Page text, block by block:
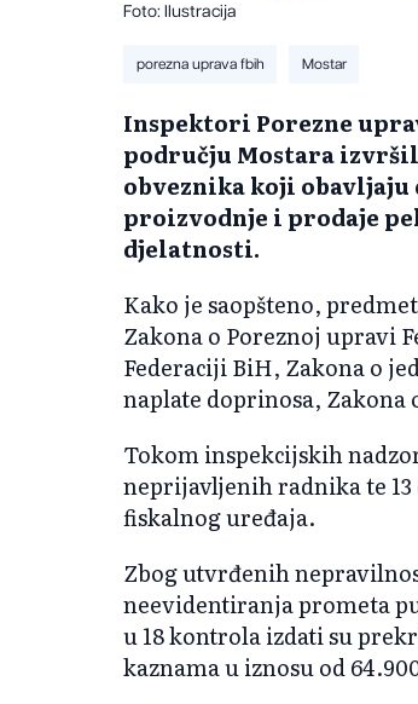
Foto: Ilustracija
porezna uprava fbih Mostar
Inspektori Porezne
području Mostara
obveznika koji
proizvodnje i prodaje
djelatnosti.
Kako je saopšteno,
Zakona o Poreznoj upravi
Federaciji BiH, Zakona o
naplate doprinosa,
Tokom inspekcijskih
neprijavljenih radnika te
fiskalnog uređaja.
Zbog utvrđenih
neevidentiranja prometa
u 18 kontrola izdati su
kaznama u iznosu od